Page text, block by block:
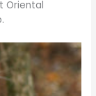
Oriental